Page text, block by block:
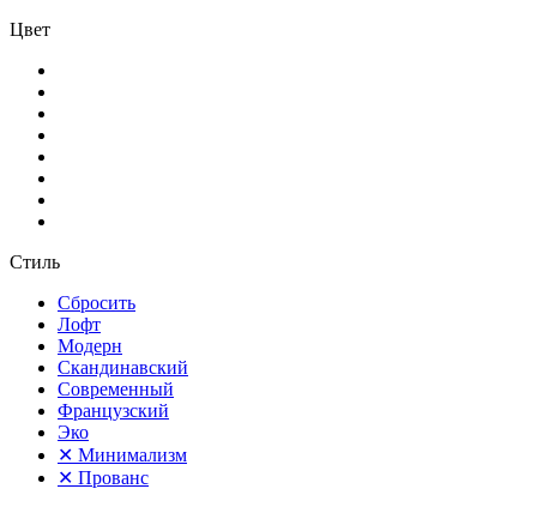
Цвет
Стиль
Сбросить
Лофт
Модерн
Скандинавский
Современный
Французский
Эко
✕ Минимализм
✕ Прованс